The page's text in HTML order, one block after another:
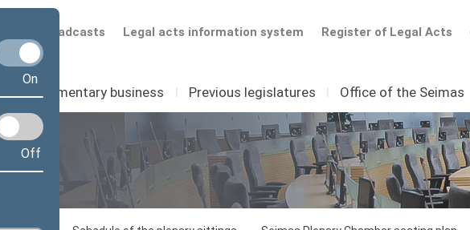
On
Off
Register of Legal Acts
Legal acts information system
broadcasts
I Parliamentary business I Previous legislatures I Office of the Seimas